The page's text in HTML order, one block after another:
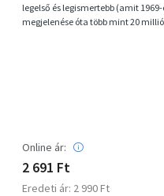
legelső és legismertebb (amit 1969-
megjelenése óta több mint 20
Online ár:
2 691 Ft
Eredeti ár: 2 990 Ft